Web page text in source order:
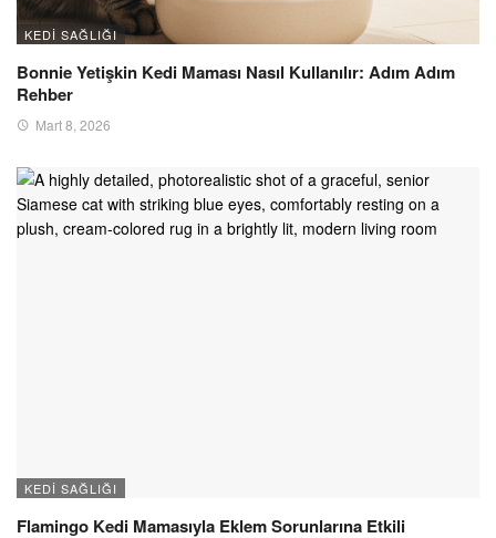
KEDI SAĞLIĞI
Bonnie Yetişkin Kedi Maması Nasıl Kullanılır: Adım Adım
Rehber
Mart 8, 2026
KEDI SAĞLIĞI
Flamingo Kedi Mamasıyla Eklem Sorunlarına Etkili